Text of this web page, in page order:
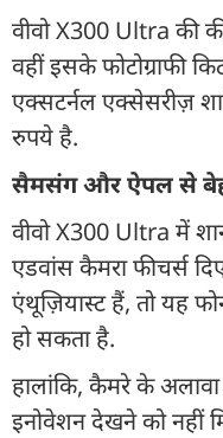
वीवो X300 Ultra की
वहीं इसके फोटोग्राफी
एक्सटर्नल एक्सेसरीज़
रुपये है.
सैमसंग और ऐपल से
वीवो X300 Ultra में
एडवांस कैमरा फीचर्स
एंथूज़ियास्ट हैं, तो यह
हो सकता है.
हालांकि, कैमरे के
इनोवेशन देखने को नहीं